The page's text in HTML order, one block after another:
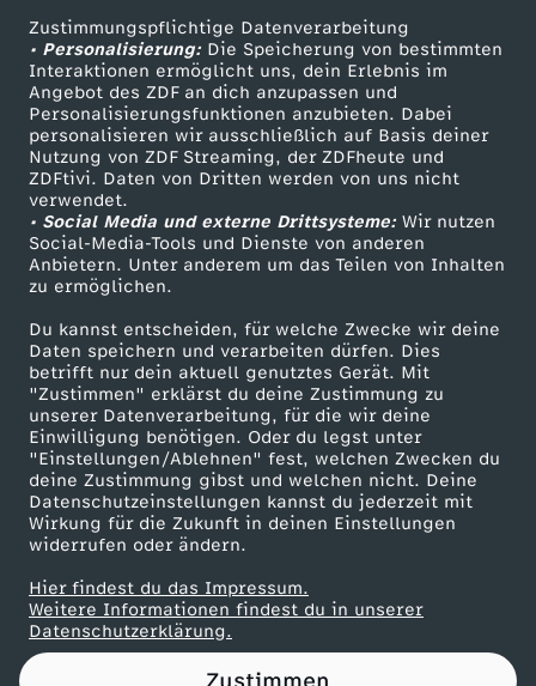
Zustimmungspflichtige Datenverarbeitung
• Personalisierung:Die Speicherung von bestimmten
Interaktionen ermöglicht uns, dein Erlebnis im
Angebot des ZDF an dich anzupassen und
Personalisierungsfunktionen anzubieten. Dabei
personalisieren wir ausschließlich auf Basis deiner
Nutzung von ZDF Streaming, der ZDFheute und
ZDFtivi. Daten von Dritten werden von uns nicht
verwendet.
• Social Media und externe Drittsysteme:Wir nutzen
Social-Media-Tools und Dienste von anderen
Anbietern. Unter anderem um das Teilen von Inhalten
zu ermöglichen.
Du kannst entscheiden, für welche Zwecke wir deine
Daten speichern und verarbeiten dürfen. Dies
betrifft nur dein aktuell genutztes Gerät. Mit
"Zustimmen" erklärst du deine Zustimmung zu
unserer Datenverarbeitung, für die wir deine
Einwilligung benötigen. Oder du legst unter
"Einstellungen/Ablehnen" fest, welchen Zwecken du
deine Zustimmung gibst und welchen nicht. Deine
Datenschutzeinstellungen kannst du jederzeit mit
Wirkung für die Zukunft in deinen Einstellungen
widerrufen oder ändern.
Hier findest du das Impressum.
Weitere Informationen findest du in unserer
Datenschutzerklärung.
Livestreams
Sendungen A-Z
TV-Programm
Zuschauerservice
Hilfe
ZDF Unternehmen
Karriere
ZDF goes Schule
Werbefernsehen
Mainzelmännchen
Partner